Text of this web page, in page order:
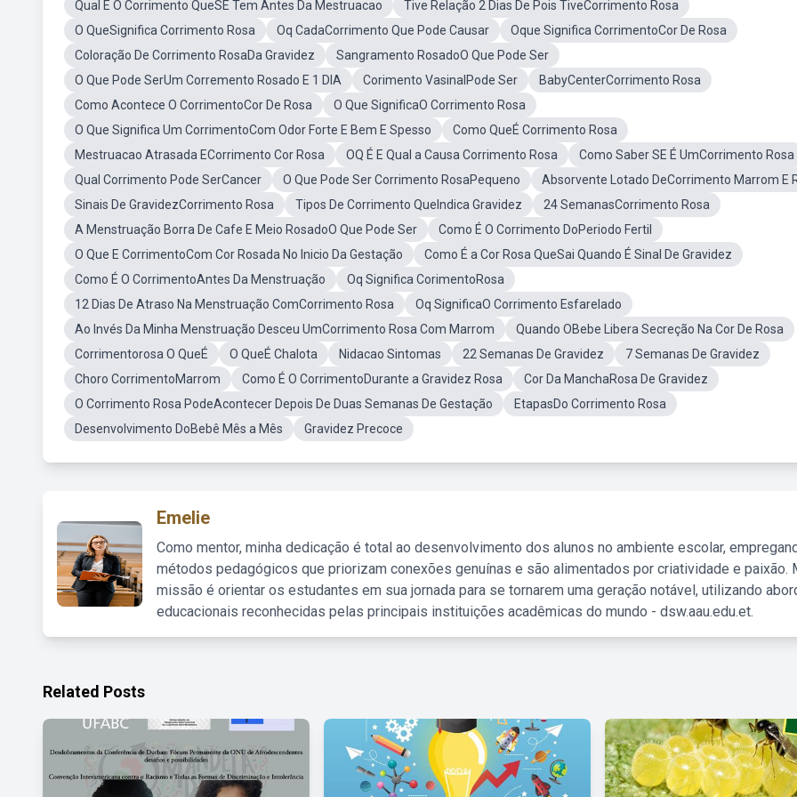
Qual E O Corrimento QueSE Tem Antes Da Mestruacao
Tive Relação 2 Dias De Pois TiveCorrimento Rosa
O QueSignifica Corrimento Rosa
Oq CadaCorrimento Que Pode Causar
Oque Significa CorrimentoCor De Rosa
Coloração De Corrimento RosaDa Gravidez
Sangramento RosadoO Que Pode Ser
O Que Pode SerUm Corremento Rosado E 1 DIA
Corimento VasinalPode Ser
BabyCenterCorrimento Rosa
Como Acontece O CorrimentoCor De Rosa
O Que SignificaO Corrimento Rosa
O Que Significa Um CorrimentoCom Odor Forte E Bem E Spesso
Como QueÉ Corrimento Rosa
Mestruacao Atrasada ECorrimento Cor Rosa
OQ É E Qual a Causa Corrimento Rosa
Como Saber SE É UmCorrimento Rosa
Qual Corrimento Pode SerCancer
O Que Pode Ser Corrimento RosaPequeno
Absorvente Lotado DeCorrimento Marrom E
Sinais De GravidezCorrimento Rosa
Tipos De Corrimento QueIndica Gravidez
24 SemanasCorrimento Rosa
A Menstruação Borra De Cafe E Meio RosadoO Que Pode Ser
Como É O Corrimento DoPeriodo Fertil
O Que E CorrimentoCom Cor Rosada No Inicio Da Gestação
Como É a Cor Rosa QueSai Quando É Sinal De Gravidez
Como É O CorrimentoAntes Da Menstruação
Oq Significa CorimentoRosa
12 Dias De Atraso Na Menstruação ComCorrimento Rosa
Oq SignificaO Corrimento Esfarelado
Ao Invés Da Minha Menstruação Desceu UmCorrimento Rosa Com Marrom
Quando OBebe Libera Secreção Na Cor De Rosa
Corrimentorosa O QueÉ
O QueÉ Chalota Nidacao Sintomas 22 Semanas De Gravidez
7 Semanas De Gravidez
Choro CorrimentoMarrom
Como É O CorrimentoDurante a Gravidez Rosa
Cor Da ManchaRosa De Gravidez
O Corrimento Rosa PodeAcontecer Depois De Duas Semanas De Gestação
EtapasDo Corrimento Rosa
Desenvolvimento DoBebê Mês a Mês
Gravidez Precoce
Emelie
Como mentor, minha dedicação é total ao desenvolvimento dos alunos no ambiente escolar,
métodos pedagógicos que priorizam conexões genuínas e são alimentados por criatividade e paixão.
missão é orientar os estudantes em sua jornada para se tornarem uma geração notável, utilizando
educacionais reconhecidas pelas principais instituições acadêmicas do mundo - dsw.aau.edu.et.
Related Posts